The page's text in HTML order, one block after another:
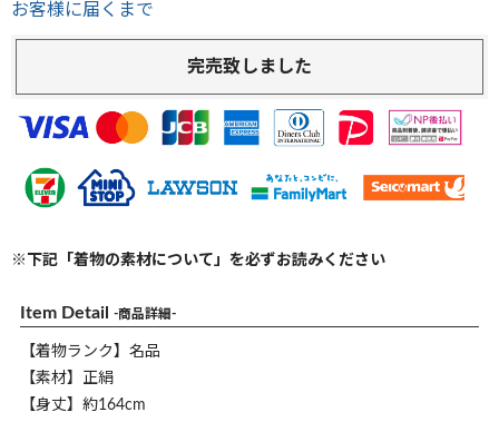
お客様に届くまで
完売致しました
※下記「着物の素材について」を必ずお読みください
Item Detail -商品詳細-
【着物ランク】名品
【素材】正絹
【身丈】約164cm